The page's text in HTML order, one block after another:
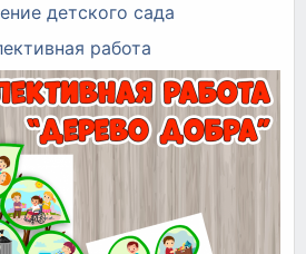
детского сада
работа